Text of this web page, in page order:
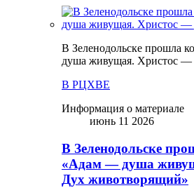
В Зеленодольске прошла
душа живущая. Христос
В РЦХВЕ
Информация о материале
июнь 11 2026
В Зеленодольске
«Адам — душа
Дух животворящий»